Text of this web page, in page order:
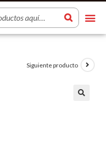
Siguiente producto